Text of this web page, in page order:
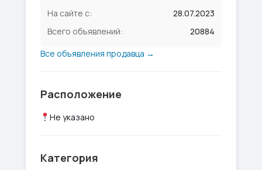
На сайте с:
28.07.2023
Всего объявлений:
20884
Все объявления продавца →
Расположение
Не указано
Категория